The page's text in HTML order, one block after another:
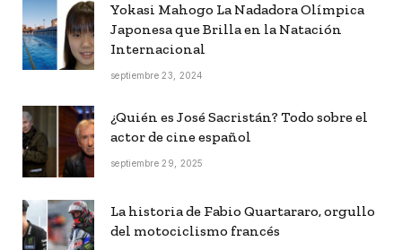
Yokasi Mahogo La Nadadora Olímpica
Japonesa que Brilla en la Natación
Internacional
septiembre 23, 2024
¿Quién es José Sacristán? Todo sobre el
actor de cine español
septiembre 29, 2025
La historia de Fabio Quartararo, orgullo
del motociclismo francés